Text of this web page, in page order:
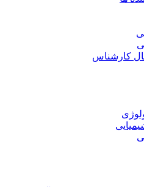
کارشناس